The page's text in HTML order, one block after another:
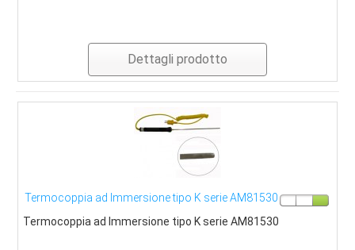
Dettagli prodotto
Termocoppia ad Immersione tipo K serie AM81530
Termocoppia ad Immersione tipo K serie AM81530